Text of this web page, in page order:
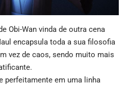
Obi-Wan vinda de outra cena
encapsula toda a sua filosofia
vez de caos, sendo muito mais
perfeitamente em uma linha